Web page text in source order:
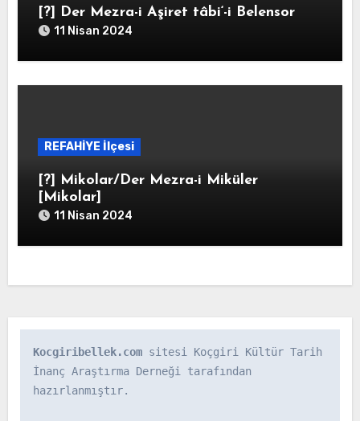
[?] Der Mezra-i Aşiret tâbi‘-i Belensor
11 Nisan 2024
REFAHİYE İlçesi
[?] Mikolar/Der Mezra-i Miküler
[Mikolar]
11 Nisan 2024
Kocgiribellek.com sitesi Koçgiri Kültür Tarih
İnanç Araştırma Derneği tarafından
hazırlanmıştır.